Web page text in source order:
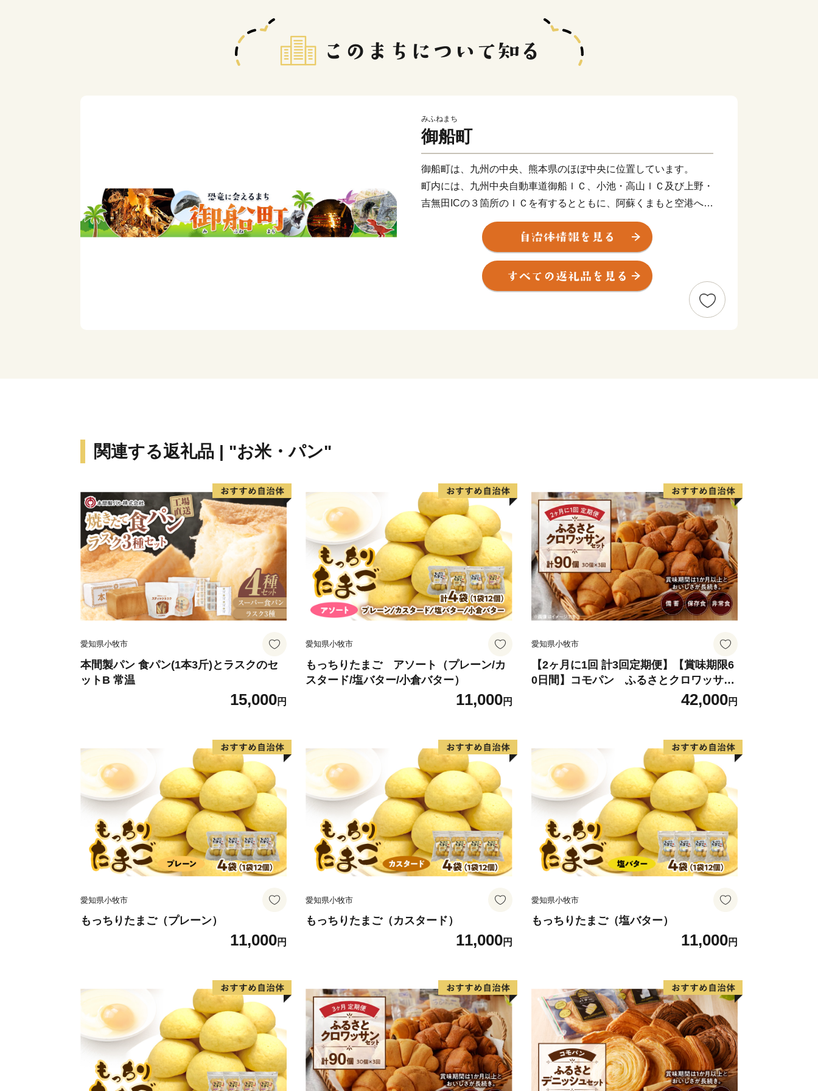
みふねまち
御船町
御船町は、九州の中央、熊本県のほぼ中央に位置しています。
町内には、九州中央自動車道御船ＩＣ、小池・高山ＩＣ及び上野・
吉無田ICの３箇所のＩＣを有するとともに、阿蘇くまもと空港へ車
で30分と交通アクセスに優れた「ちょうどいい田舎」です。
御船層群と呼ばれる白亜紀後期の地層があり、日本で初めて肉食恐
竜の歯が発見されたことで、恐竜を町のシンボルにまちづくりを進
西日本で最大規模の「御船町恐竜博物館」や、昭和中期頃まで「白
壁の町」と言われた町の当時の面影を残す貴重な建築物「街なかギ
------------------------------------------------------------------------------
本サイトの運営は、株式会社ローカルがおこなっております。
お電話及びメールは、当社がご対応いたします。
【返礼品の内容・お届け先・お届け時期等についての問合せ先】
E-mail：mifune@lo-cal.co.jp
TEL:096-288-5626 FAX:096-245-6158
関連する返礼品 | "お米・パン"
愛知県小牧市
本間製パン 食パン(1本3斤)とラスクのセ
ットB 常温
15,000円
愛知県小牧市
もっちりたまご アソート（プレーン/カ
スタード/塩バター/小倉バター）
11,000円
愛知県小牧市
【2ヶ月に1回 計3回定期便】【賞味期限6
0日間】コモパン ふるさとクロワッサン
セット（計90個）／災害用備蓄 保存食 非
42,000円
愛知県小牧市
もっちりたまご（プレーン）
11,000円
愛知県小牧市
もっちりたまご（カスタード）
11,000円
愛知県小牧市
もっちりたまご（塩バター）
11,000円